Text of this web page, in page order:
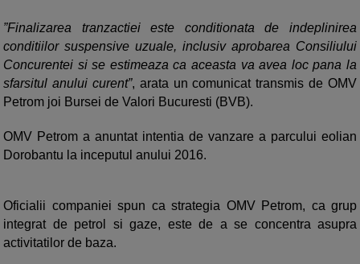
”Finalizarea tranzactiei este conditionata de indeplinirea
conditiilor suspensive uzuale, inclusiv aprobarea Consiliului
Concurentei si se estimeaza ca aceasta va avea loc pana la
sfarsitul anului curent”, arata un comunicat transmis de OMV
Petrom joi Bursei de Valori Bucuresti (BVB).
OMV Petrom a anuntat intentia de vanzare a parcului eolian
Dorobantu la inceputul anului 2016.
Oficialii companiei spun ca strategia OMV Petrom, ca grup
integrat de petrol si gaze, este de a se concentra asupra
activitatilor de baza.